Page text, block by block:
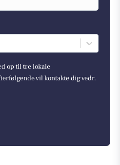
op til tre lokale
vil kontakte dig vedr.